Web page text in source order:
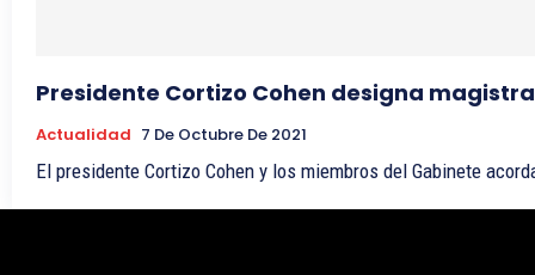
Presidente Cortizo Cohen designa
Actualidad 7 De Octubre De 2021
El presidente Cortizo Cohen y los miembros del Gabinete